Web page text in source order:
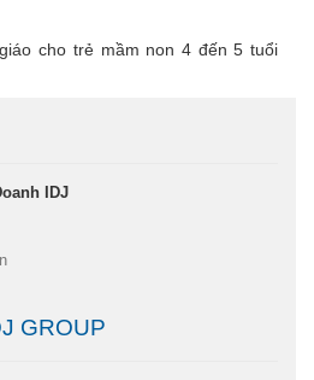
cho trẻ mầm non 4 đến 5 tuổi
IDJ
GROUP